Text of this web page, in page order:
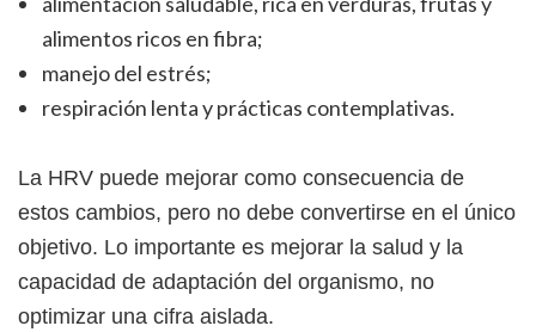
alimentos ricos en fibra;
manejo del estrés;
respiración lenta y prácticas contemplativas.
La HRV puede mejorar como consecuencia de
estos cambios, pero no debe convertirse en el único
objetivo. Lo importante es mejorar la salud y la
capacidad de adaptación del organismo, no
optimizar una cifra aislada.